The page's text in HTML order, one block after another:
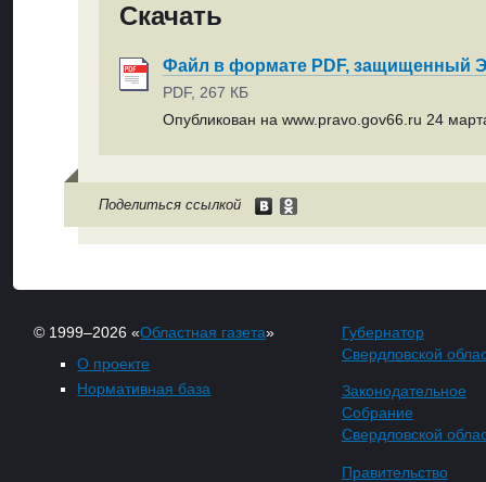
Скачать
Файл в формате PDF, защищенный
PDF, 267 КБ
Опубликован на www.pravo.gov66.ru 24
Поделиться ссылкой
© 1999–2026 «Областная газета»
О проекте
Нормативная база
Губернатор
Свердловской
Законодательное
Собрание
Свердловской
Правительство